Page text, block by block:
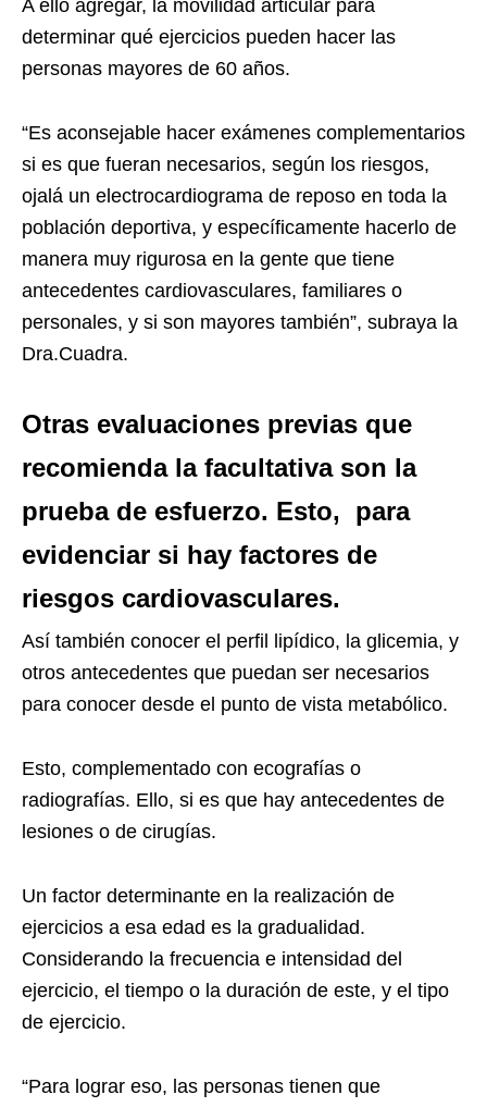
A ello agregar, la movilidad articular para
determinar qué ejercicios pueden hacer las
personas mayores de 60 años.
“Es aconsejable hacer exámenes complementarios
si es que fueran necesarios, según los riesgos,
ojalá un electrocardiograma de reposo en toda la
población deportiva, y específicamente hacerlo de
manera muy rigurosa en la gente que tiene
antecedentes cardiovasculares, familiares o
personales, y si son mayores también”, subraya la
Dra.Cuadra.
Otras evaluaciones previas que
recomienda la facultativa son la
prueba de esfuerzo. Esto, para
evidenciar si hay factores de
riesgos cardiovasculares.
Así también conocer el perfil lipídico, la glicemia, y
otros antecedentes que puedan ser necesarios
para conocer desde el punto de vista metabólico.
Esto, complementado con ecografías o
radiografías. Ello, si es que hay antecedentes de
lesiones o de cirugías.
Un factor determinante en la realización de
ejercicios a esa edad es la gradualidad.
Considerando la frecuencia e intensidad del
ejercicio, el tiempo o la duración de este, y el tipo
de ejercicio.
“Para lograr eso, las personas tienen que